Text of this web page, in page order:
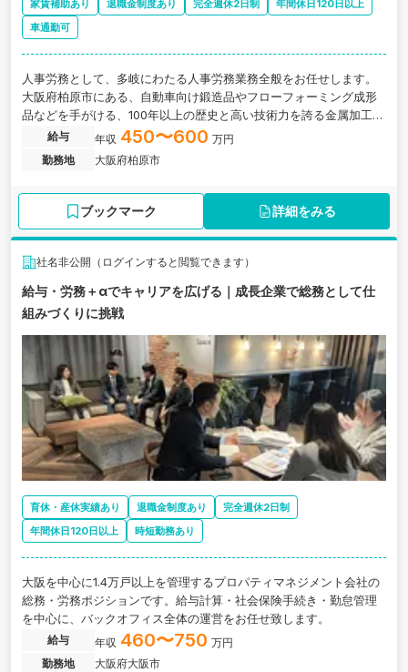
家賃補助あり 退職金制度あり 完全週休2日制
年間休日120日以上
車通勤可
人事労務として、多岐にわたる人事労務業務全般をお任せします。
大阪府柏原市にある、自動車向け鍛造品やフローフォーミング成形
品などを手がける、100年以上の歴史と高い技術力を誇る金属加工メ
ーカーです。
給与 年収 450〜600 万円
勤務地
大阪府柏原市
ブックマーク 詳細をみる
社名非公開（ログインすると閲覧できます）
給与・労務＋αでキャリアを広げる｜成長企業で総務として仕
組みづくりに挑戦
育休・産休実績あり 退職金制度あり
完全週休2日制
年間休日120日以上
時短勤務あり
大阪を中心に1.4万戸以上を管理するプロパティマネジメント会社の
総務・労務ポジションです。給与計算・社会保険手続き・勤怠管理
を中心に、バックオフィス全体の運営をお任せ致します。
給与 年収 460〜750 万円
勤務地
大阪府大阪市